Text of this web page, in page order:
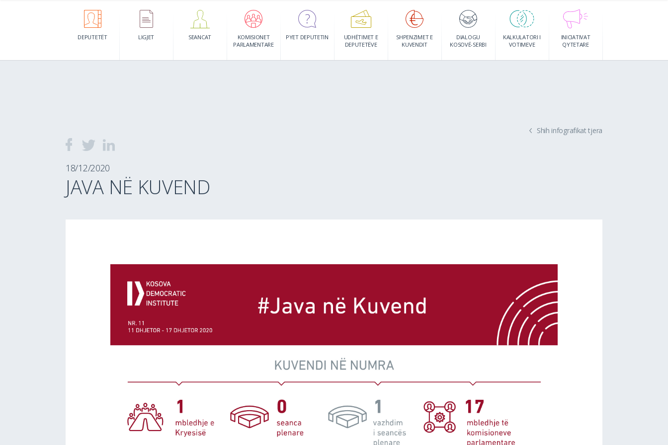
DEPUTETËT LIGJET SEANCAT
KOMISIONET
PARLAMENTARE
PYET DEPUTETIN
UDHËTIMET E
DEPUTETËVE
SHPENZIMET E
KUVENDIT
DIALOGU
KOSOVË-SERBI
KALKULATORI I
VOTIMEVE
INICIATIVAT
QYTETARE
Shih infografikat tjera
18/12/2020
JAVA NË KUVEND